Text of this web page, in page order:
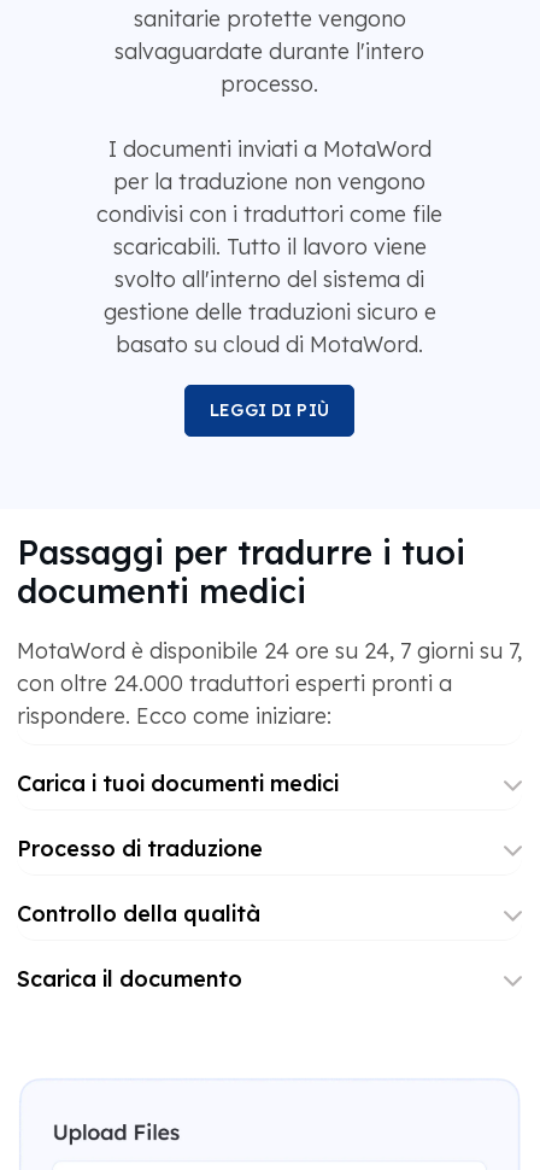
sanitarie protette vengono
salvaguardate durante l'intero
processo.
I documenti inviati a MotaWord
per la traduzione non vengono
condivisi con i traduttori come file
scaricabili. Tutto il lavoro viene
svolto all'interno del sistema di
gestione delle traduzioni sicuro e
basato su cloud di MotaWord.
LEGGI DI PIÙ
Passaggi per tradurre i tuoi
documenti medici
MotaWord è disponibile 24 ore su 24, 7 giorni su 7,
con oltre 24.000 traduttori esperti pronti a
rispondere. Ecco come iniziare:
Carica i tuoi documenti medici
Processo di traduzione
Controllo della qualità
Scarica il documento